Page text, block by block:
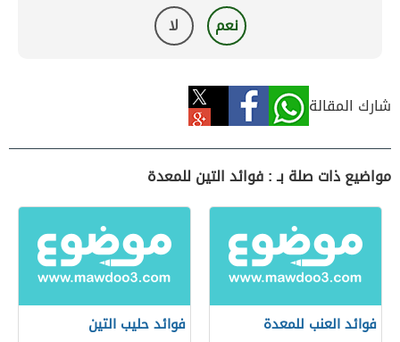
نعم لا
شارك المقالة
مواضيع ذات صلة بـ : فوائد التين للمعدة
فوائد العنب للمعدة فوائد حليب التين